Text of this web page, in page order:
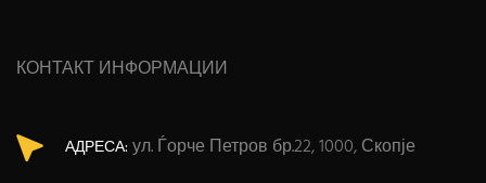
КОНТАКТ ИНФОРМАЦИИ
АДРЕСА: ул. Ѓорче Петров бр.22, 1000, Скопје